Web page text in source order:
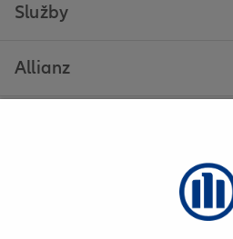
Služby
Allianz
Allianz - Mária